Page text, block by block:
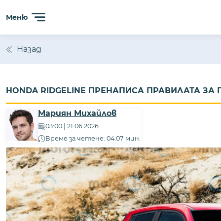
Меню
Назад
HONDA RIDGELINE ПРЕНАПИСА ПРАВИЛАТА ЗА
Мариян Михайлов
03:00 | 21.06.2026
Време за четене: 04:07 мин.